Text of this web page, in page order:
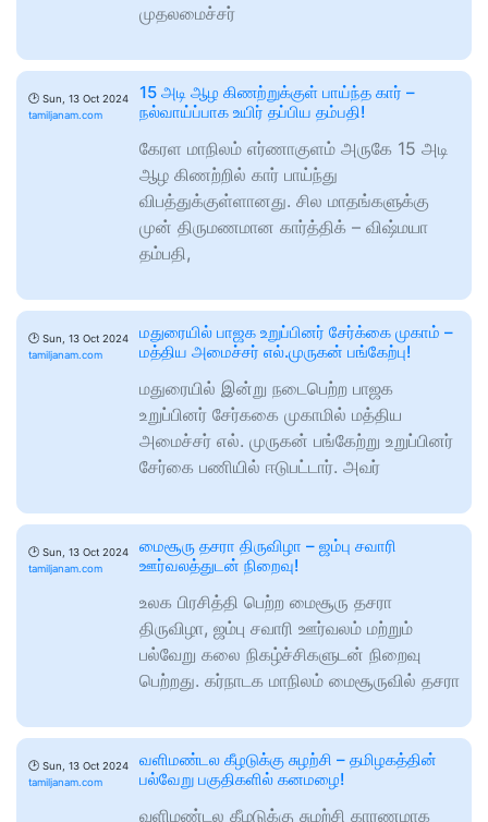
முதலமைச்சர்
🕑 Sun, 13 Oct 2024
tamiljanam.com
15 அடி ஆழ கிணற்றுக்குள் பாய்ந்த கார் –
நல்வாய்ப்பாக உயிர் தப்பிய தம்பதி!
கேரள மாநிலம் எர்ணாகுளம் அருகே 15 அடி
ஆழ கிணற்றில் கார் பாய்ந்து
விபத்துக்குள்ளானது. சில மாதங்களுக்கு
முன் திருமணமான கார்த்திக் – விஷ்மயா
தம்பதி,
🕑 Sun, 13 Oct 2024
tamiljanam.com
மதுரையில் பாஜக உறுப்பினர் சேர்க்கை முகாம் –
மத்திய அமைச்சர் எல்.முருகன் பங்கேற்பு!
மதுரையில் இன்று நடைபெற்ற பாஜக
உறுப்பினர் சேர்ககை முகாமில் மத்திய
அமைச்சர் எல். முருகன் பங்கேற்று உறுப்பினர்
சேர்கை பணியில் ஈடுபட்டார். அவர்
🕑 Sun, 13 Oct 2024
tamiljanam.com
மைசூரு தசரா திருவிழா – ஜம்பு சவாரி
ஊர்வலத்துடன் நிறைவு!
உலக பிரசித்தி பெற்ற மைசூரு தசரா
திருவிழா, ஜம்பு சவாரி ஊர்வலம் மற்றும்
பல்வேறு கலை நிகழ்ச்சிகளுடன் நிறைவு
பெற்றது. கர்நாடக மாநிலம் மைசூருவில் தசரா
🕑 Sun, 13 Oct 2024
tamiljanam.com
வளிமண்டல கீழடுக்கு சுழற்சி – தமிழகத்தின்
பல்வேறு பகுதிகளில் கனமழை!
வளிமண்டல கீழடுக்கு சுழற்சி காரணமாக